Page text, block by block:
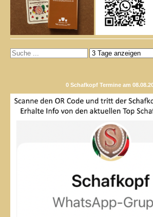
0 Schafkopf Termine am